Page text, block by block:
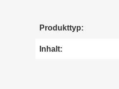
Produkttyp:
Inhalt: